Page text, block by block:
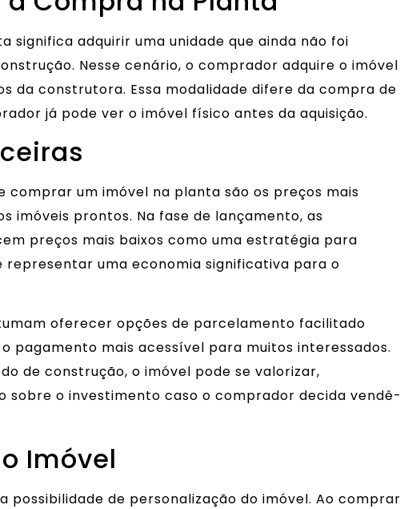
significa adquirir uma unidade que ainda não foi
Nesse cenário, o comprador adquire o imóvel
da construtora. Essa modalidade difere da compra de
já pode ver o imóvel físico antes da aquisição.
comprar um imóvel na planta são os preços mais
imóveis prontos. Na fase de lançamento, as
preços mais baixos como uma estratégia para
representar uma economia significativa para o
oferecer opções de parcelamento facilitado
pagamento mais acessível para muitos interessados.
de construção, o imóvel pode se valorizar,
sobre o investimento caso o comprador decida vendê-
Imóvel
possibilidade de personalização do imóvel. Ao comprar